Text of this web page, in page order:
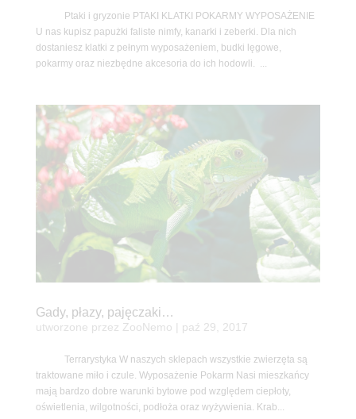
Ptaki i gryzonie PTAKI KLATKI POKARMY WYPOSAŻENIE
U nas kupisz papużki faliste nimfy, kanarki i zeberki. Dla nich
dostaniesz klatki z pełnym wyposażeniem, budki lęgowe,
pokarmy oraz niezbędne akcesoria do ich hodowli. ...
Gady, płazy, pajęczaki…
utworzone przez ZooNemo paź 29, 2017
Terrarystyka W naszych sklepach wszystkie zwierzęta są
traktowane miło i czule. Wyposażenie Pokarm Nasi mieszkańcy
mają bardzo dobre warunki bytowe pod względem ciepłoty,
oświetlenia, wilgotności, podłoża oraz wyżywienia. Krab...